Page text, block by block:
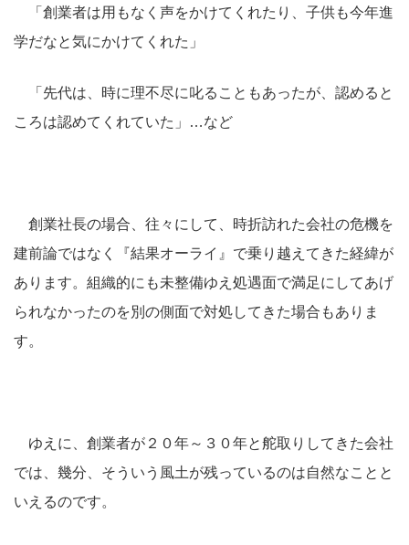
「創業者は用もなく声をかけてくれたり、子供も今年進
学だなと気にかけてくれた」
「先代は、時に理不尽に叱ることもあったが、認めると
ころは認めてくれていた」…など
創業社長の場合、往々にして、時折訪れた会社の危機を
建前論ではなく『結果オーライ』で乗り越えてきた経緯が
あります。組織的にも未整備ゆえ処遇面で満足にしてあげ
られなかったのを別の側面で対処してきた場合もありま
す。
ゆえに、創業者が２０年～３０年と舵取りしてきた会社
では、幾分、そういう風土が残っているのは自然なことと
いえるのです。